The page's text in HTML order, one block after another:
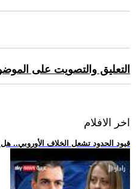
التعليق والتصويت على
اخر الافلام
.. قيود الحدود تشعل الخلاف الأوروبي..